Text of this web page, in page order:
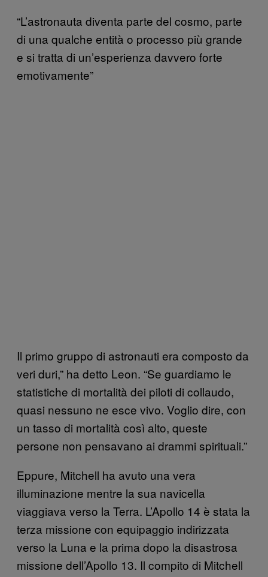
“L’astronauta diventa parte del cosmo, parte
di una qualche entità o processo più grande
e si tratta di un’esperienza davvero forte
emotivamente”
Il primo gruppo di astronauti era composto da
veri duri,” ha detto Leon. “Se guardiamo le
statistiche di mortalità dei piloti di collaudo,
quasi nessuno ne esce vivo. Voglio dire, con
un tasso di mortalità così alto, queste
persone non pensavano ai drammi spirituali.”
Eppure, Mitchell ha avuto una vera
illuminazione mentre la sua navicella
viaggiava verso la Terra. L’Apollo 14 è stata la
terza missione con equipaggio indirizzata
verso la Luna e la prima dopo la disastrosa
missione dell’Apollo 13. Il compito di Mitchell